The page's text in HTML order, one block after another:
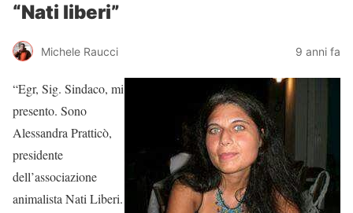
“Nati liberi”
Michele Raucci 9 anni fa
“Egr, Sig. Sindaco, mi
presento. Sono
Alessandra Pratticò,
presidente
dell’associazione
animalista Nati Liberi.